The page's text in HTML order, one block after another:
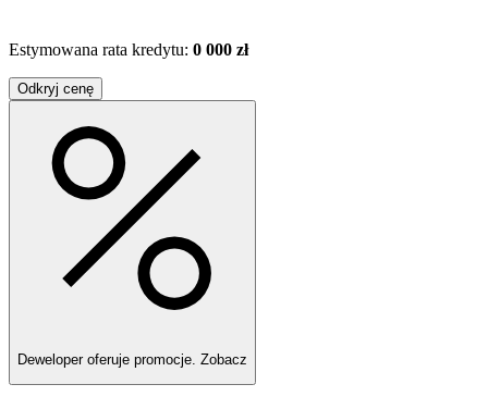
Estymowana rata kredytu: 0 000 zł
Odkryj cenę
Deweloper oferuje promocje. Zobacz